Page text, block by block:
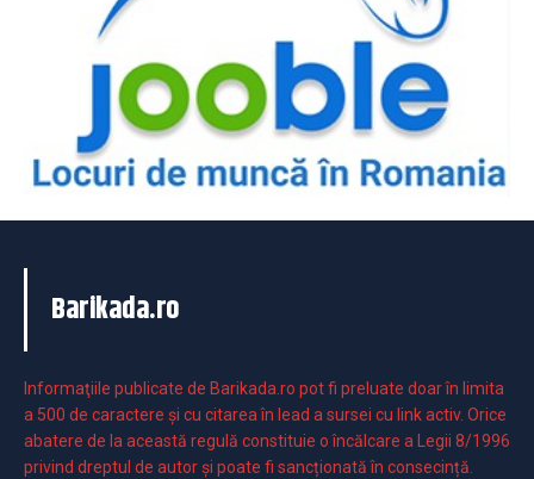
Barikada.ro
Informaţiile publicate de Barikada.ro pot fi preluate doar în limita
a 500 de caractere şi cu citarea în lead a sursei cu link activ. Orice
abatere de la această regulă constituie o încălcare a Legii 8/1996
privind dreptul de autor și poate fi sancționată în consecință.